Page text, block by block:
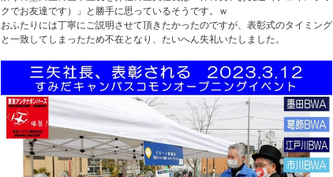
クでお友達です）」と勝手に思っているそうです。ｗ
おふたりには丁寧にご説明させて頂きたかったのですが、表彰式のタイミング
と一致してしまったため不在となり、たいへん失礼いたしました。